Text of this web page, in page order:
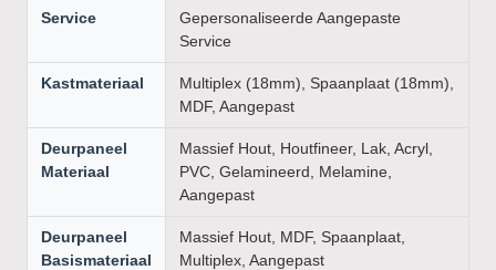
Service
Gepersonaliseerde Aangepaste
Service
Kastmateriaal
Multiplex (18mm), Spaanplaat (18mm),
MDF, Aangepast
Deurpaneel
Materiaal
Massief Hout, Houtfineer, Lak, Acryl,
PVC, Gelamineerd, Melamine,
Aangepast
Deurpaneel
Basismateriaal
Massief Hout, MDF, Spaanplaat,
Multiplex, Aangepast